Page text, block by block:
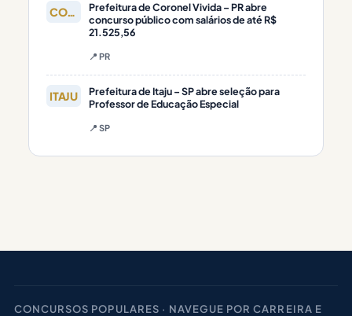
CORONEL
Prefeitura de Coronel Vivida – PR abre
concurso público com salários de até R$
21.525,56
📍 PR
ITAJU
Prefeitura de Itaju – SP abre seleção para
Professor de Educação Especial
📍 SP
CONCURSOS POPULARES · NAVEGUE POR CARREIRA E